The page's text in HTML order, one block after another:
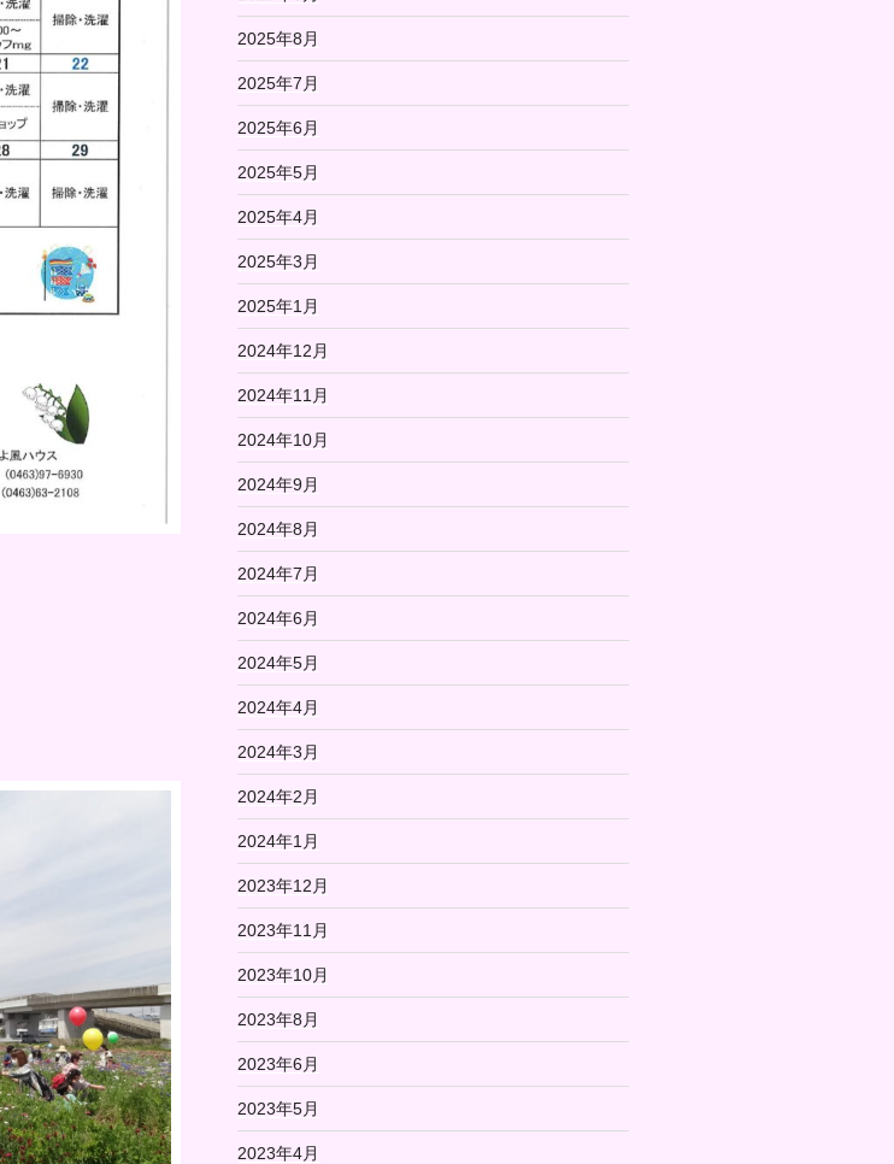
2025年8月
2025年7月
2025年6月
2025年5月
2025年4月
2025年3月
2025年1月
2024年12月
2024年11月
2024年10月
2024年9月
2024年8月
2024年7月
2024年6月
2024年5月
2024年4月
2024年3月
2024年2月
2024年1月
2023年12月
2023年11月
2023年10月
2023年8月
2023年6月
2023年5月
2023年4月